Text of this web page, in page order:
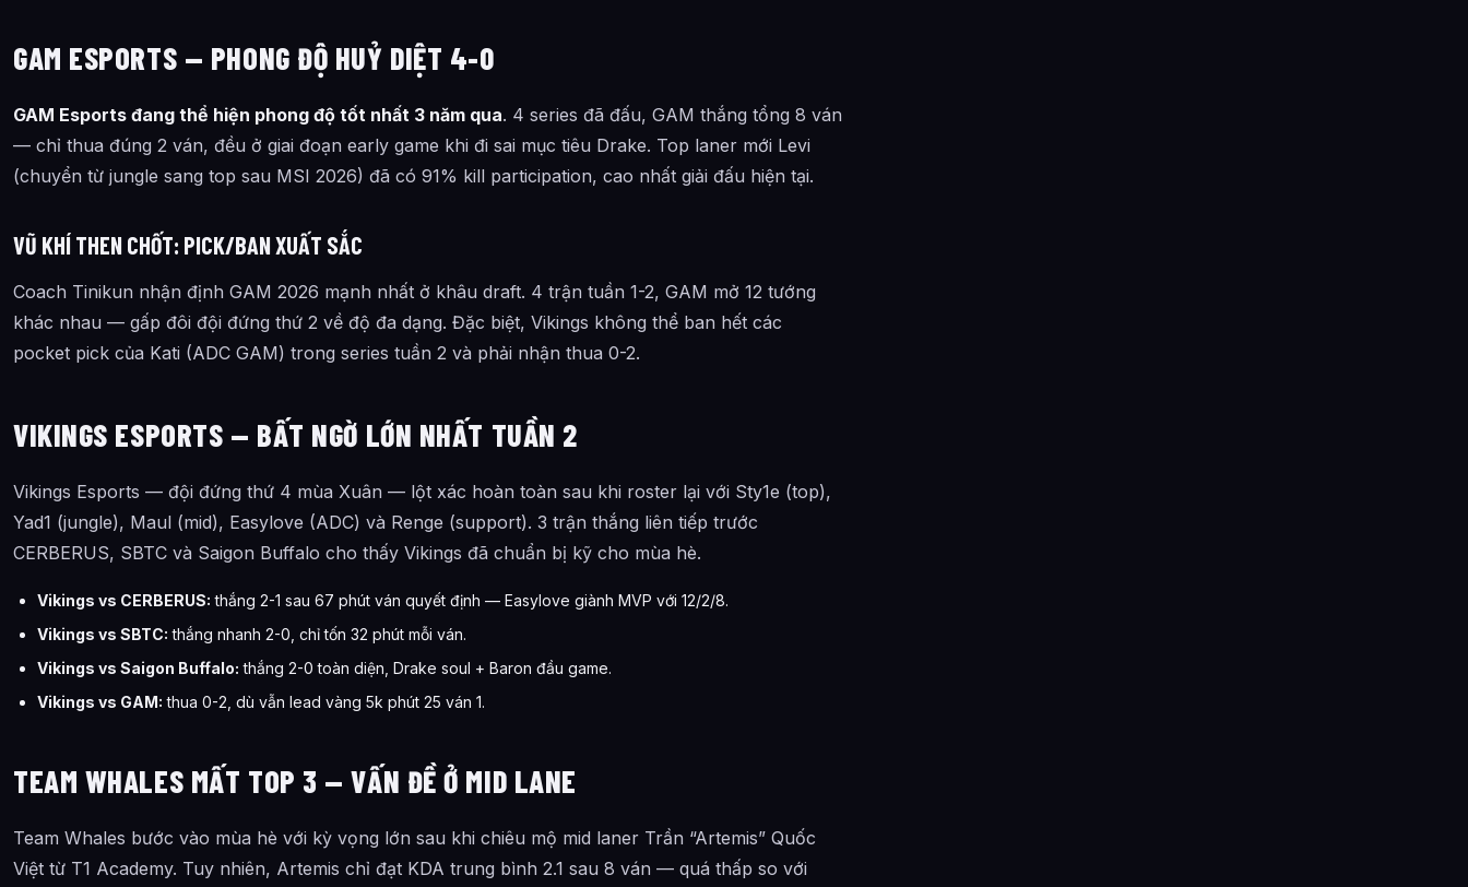
GAM ESPORTS — PHONG ĐỘ HUỶ DIỆT 4-0
GAM Esports đang thể hiện phong độ tốt nhất 3 năm qua. 4 series đã đấu, GAM thắng tổng 8 ván
— chỉ thua đúng 2 ván, đều ở giai đoạn early game khi đi sai mục tiêu Drake. Top laner mới Levi
(chuyển từ jungle sang top sau MSI 2026) đã có 91% kill participation, cao nhất giải đấu hiện tại.
VŨ KHÍ THEN CHỐT: PICK/BAN XUẤT SẮC
Coach Tinikun nhận định GAM 2026 mạnh nhất ở khâu draft. 4 trận tuần 1-2, GAM mở 12 tướng
khác nhau — gấp đôi đội đứng thứ 2 về độ đa dạng. Đặc biệt, Vikings không thể ban hết các
pocket pick của Kati (ADC GAM) trong series tuần 2 và phải nhận thua 0-2.
VIKINGS ESPORTS — BẤT NGỜ LỚN NHẤT TUẦN 2
Vikings Esports — đội đứng thứ 4 mùa Xuân — lột xác hoàn toàn sau khi roster lại với Sty1e (top),
Yad1 (jungle), Maul (mid), Easylove (ADC) và Renge (support). 3 trận thắng liên tiếp trước
CERBERUS, SBTC và Saigon Buffalo cho thấy Vikings đã chuẩn bị kỹ cho mùa hè.
Vikings vs CERBERUS: thắng 2-1 sau 67 phút ván quyết định — Easylove giành MVP với 12/2/8.
Vikings vs SBTC: thắng nhanh 2-0, chỉ tốn 32 phút mỗi ván.
Vikings vs Saigon Buffalo: thắng 2-0 toàn diện, Drake soul + Baron đầu game.
Vikings vs GAM: thua 0-2, dù vẫn lead vàng 5k phút 25 ván 1.
TEAM WHALES MẤT TOP 3 — VẤN ĐỀ Ở MID LANE
Team Whales bước vào mùa hè với kỳ vọng lớn sau khi chiêu mộ mid laner Trần “Artemis” Quốc
Việt từ T1 Academy. Tuy nhiên, Artemis chỉ đạt KDA trung bình 2.1 sau 8 ván — quá thấp so với